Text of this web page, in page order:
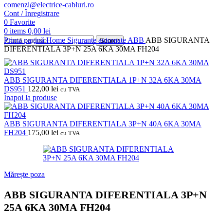
comenzi@electrice-cabluri.ro
Cont / Înregistrare
0 Favorite
0 items 0,00 lei
Search
Prima paginăHome Sigurante automate ABB ABB SIGURANTA
DIFERENTIALA 3P+N 25A 6KA 30MA FH204
ABB SIGURANTA DIFERENTIALA 1P+N 32A 6KA 30MA
DS951 122,00 lei cu TVA
Înapoi la produse
ABB SIGURANTA DIFERENTIALA 3P+N 40A 6KA 30MA
FH204 175,00 lei cu TVA
Mărește poza
ABB SIGURANTA DIFERENTIALA 3P+N
25A 6KA 30MA FH204